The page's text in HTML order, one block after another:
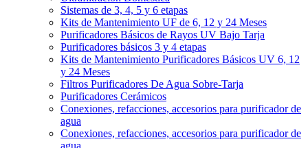
Sistemas de 3, 4, 5 y 6 etapas
Kits de Mantenimiento UF de 6, 12 y 24 Meses
Purificadores Básicos de Rayos UV Bajo Tarja
Purificadores básicos 3 y 4 etapas
Kits de Mantenimiento Purificadores Básicos UV 6, 12
y 24 Meses
Filtros Purificadores De Agua Sobre-Tarja
Purificadores Cerámicos
Conexiones, refacciones, accesorios para purificador de
agua
Conexiones, refacciones, accesorios para purificador de
agua